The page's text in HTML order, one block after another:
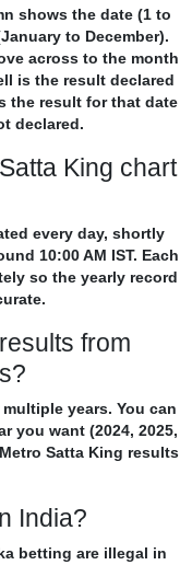
shows the date (1 to
to December).
across to the month
is the result declared
the result for that date
declared.
King chart
every day, shortly
10:00 AM IST. Each
so the yearly record
from
years. You can
you want (2024, 2025,
Satta King results
India?
betting are illegal in